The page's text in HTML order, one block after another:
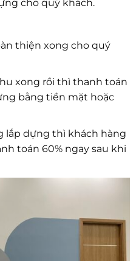
cho quý khách.
thiện xong cho quý
xong rồi thì thanh toán
bằng tiền mặt hoặc
lắp dựng thì khách hàng
toán 60% ngay sau khi